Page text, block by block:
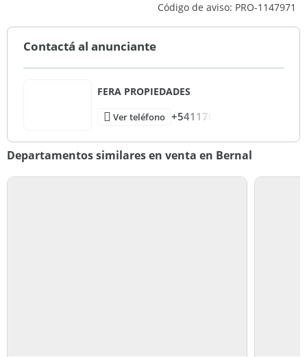
Código de aviso: PRO-1147971
Contactá al anunciante
FERA PROPIEDADES
Ver teléfono +541170
Departamentos similares en venta en Bernal